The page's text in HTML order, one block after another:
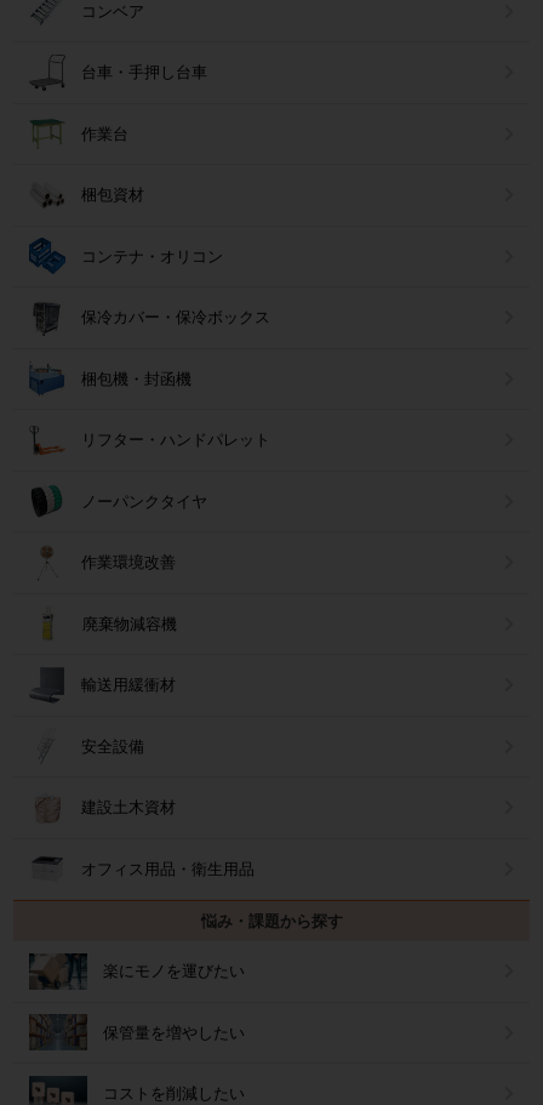
コンベア
台車・手押し台車
作業台
梱包資材
コンテナ・オリコン
保冷カバー・保冷ボックス
梱包機・封函機
リフター・ハンドパレット
ノーパンクタイヤ
作業環境改善
廃棄物減容機
輸送用緩衝材
安全設備
建設土木資材
オフィス用品・衛生用品
悩み・課題から探す
楽にモノを運びたい
保管量を増やしたい
コストを削減したい